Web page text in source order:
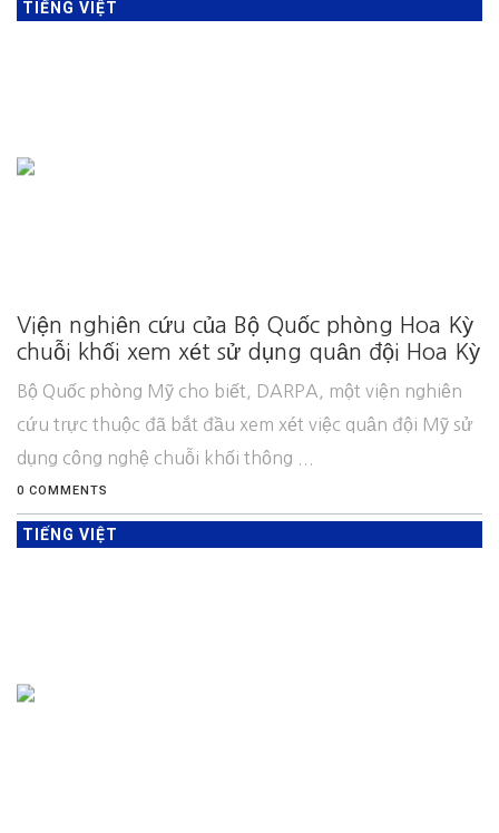
TIẾNG VIỆT
Viện nghiên cứu của Bộ Quốc phòng Hoa Kỳ
chuỗi khối xem xét sử dụng quân đội Hoa Kỳ
Bộ Quốc phòng Mỹ cho biết, DARPA, một viện nghiên
cứu trực thuộc đã bắt đầu xem xét việc quân đội Mỹ sử
dụng công nghệ chuỗi khối thông ...
0 COMMENTS
TIẾNG VIỆT